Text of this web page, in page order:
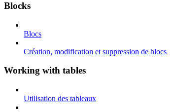
Blocks
Blocs
Création, modification et suppression de blocs
Working with tables
Utilisation des tableaux